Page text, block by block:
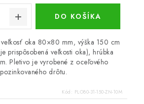
DO KOŠÍKA
oka 80×80 mm, výška 150 cm
prispôsobená veľkosti oka), hrúbka
Pletivo je vyrobené z oceľového
pozinkovaného drôtu.
Kód: PLO80-31-150-ZN-10M